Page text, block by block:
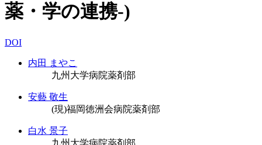
薬・学の連携-)
DOI
内田 まやこ
九州大学病院薬剤部
安藝 敬生
(現)福岡徳洲会病院薬剤部
白水 景子
九州大学病院薬剤部